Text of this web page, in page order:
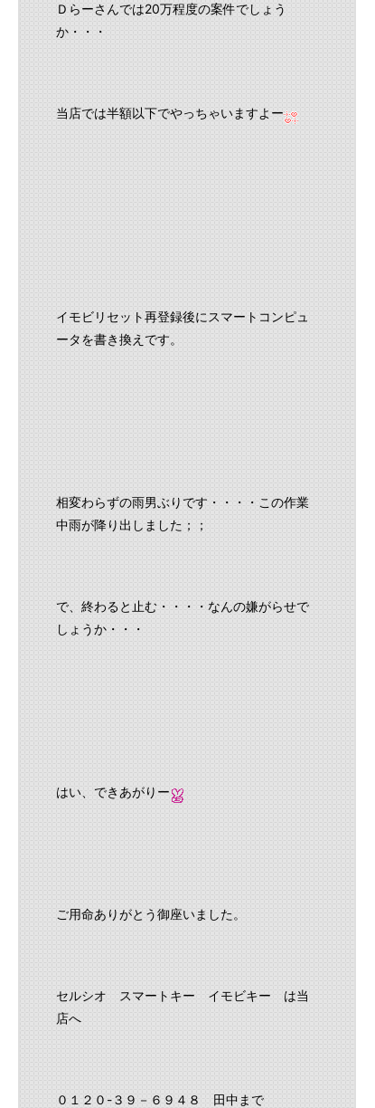
Ｄらーさんでは20万程度の案件でしょう
か・・・
当店では半額以下でやっちゃいますよー
イモビリセット再登録後にスマートコンピュ
ータを書き換えです。
相変わらずの雨男ぶりです・・・・この作業
中雨が降り出しました；；
で、終わると止む・・・・なんの嫌がらせで
しょうか・・・
はい、できあがりー
ご用命ありがとう御座いました。
セルシオ スマートキー イモビキー は当
店へ
０１２０-３９－６９４８ 田中まで